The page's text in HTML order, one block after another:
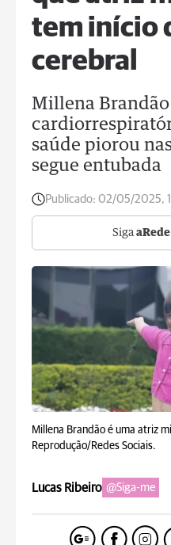
tem início
cerebral
Millena
saúde piorou
segue entubada
Publicado: 02/05/2025,
Siga aRede
Millena Brandão é uma atriz
Reprodução/Redes Sociais.
Lucas Ribeiro @Siga-me